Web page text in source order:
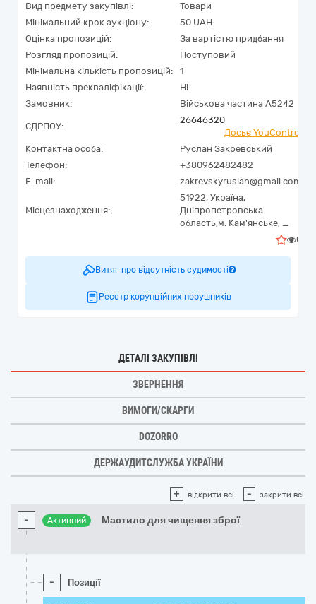
Вид предмету закупівлі:
Товари
Мінімальний крок аукціону:
50 UAH
Оцінка пропозицій:
За вартістю придбання
Розгляд пропозицій:
Поступовий
Мінімальна кількість пропозицій:
1
Наявність прекваліфікації:
Ні
Замовник:
Військова частина А5242
ЄДРПОУ:
26646320
Досьє YouControl
Контактна особа:
Руслан Закревський
Телефон:
+380962482482
E-mail:
zakrevskyruslan@gmail.com
Місцезнаходження:
51922, Україна,
Дніпропетровська
область,м. Кам'янське, _
0
Витяг про відсутність судимості
Реєстр корупційних порушників
ДЕТАЛІ ЗАКУПІВЛІ
ЗВЕРНЕННЯ
ВИМОГИ/СКАРГИ
DOZORRO
ДЕРЖАУДИТСЛУЖБА УКРАЇНИ
+ відкрити всі - закрити всі
- Активний Мастило для чищення зброї
- Позиції